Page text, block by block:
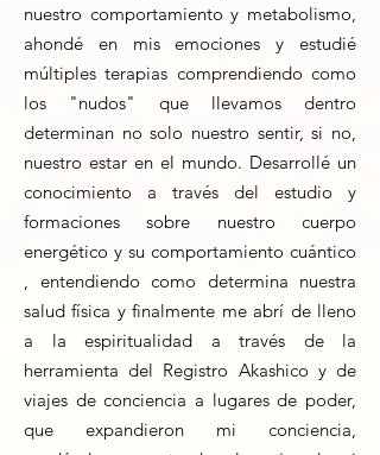
nuestro comportamiento y metabolismo,
ahondé en mis emociones y estudié
múltiples terapias comprendiendo como
los "nudos" que llevamos dentro
determinan no solo nuestro sentir, si no,
nuestro estar en el mundo. Desarrollé un
conocimiento a través del estudio y
formaciones sobre nuestro cuerpo
energético y su comportamiento cuántico
, entendiendo como determina nuestra
salud física y finalmente me abrí de lleno
a la espiritualidad a través de la
herramienta del Registro Akashico y de
viajes de conciencia a lugares de poder,
que expandieron mi conciencia,